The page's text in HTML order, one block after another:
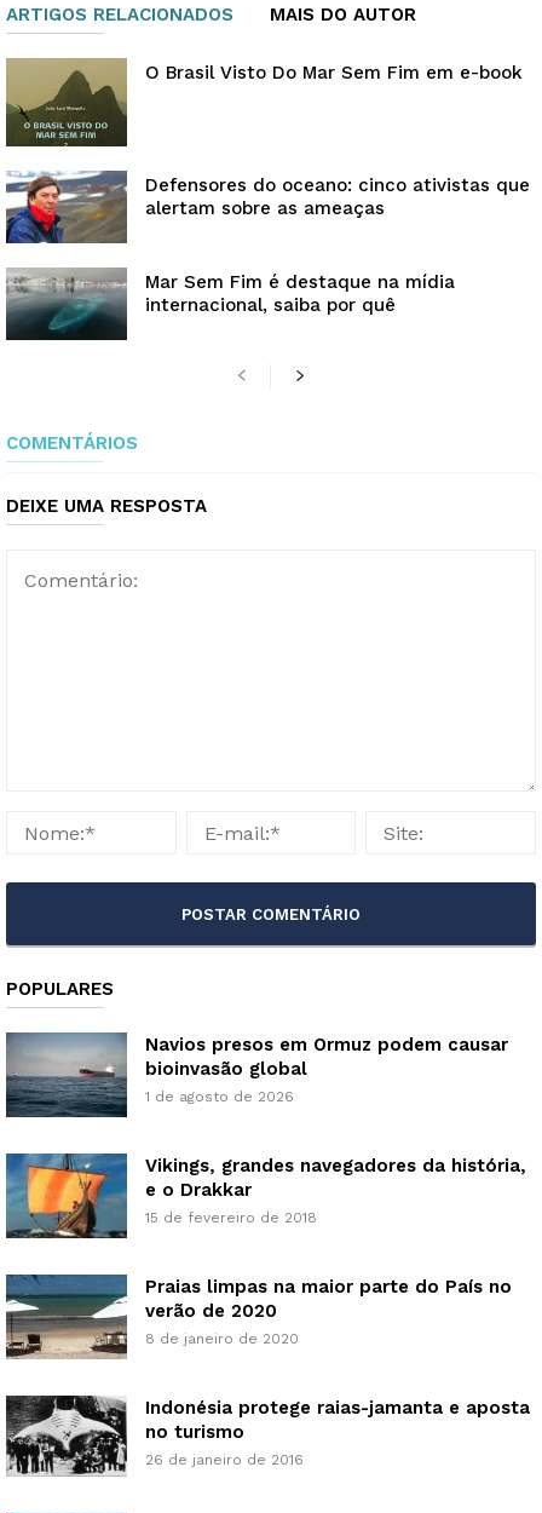
ARTIGOS RELACIONADOS MAIS DO AUTOR
O Brasil Visto Do Mar Sem Fim em e-book
Defensores do oceano: cinco ativistas que
alertam sobre as ameaças
Mar Sem Fim é destaque na mídia
internacional, saiba por quê
COMENTÁRIOS
DEIXE UMA RESPOSTA
POPULARES
Navios presos em Ormuz podem causar
bioinvasão global
1 de agosto de 2026
Vikings, grandes navegadores da história,
e o Drakkar
15 de fevereiro de 2018
Praias limpas na maior parte do País no
verão de 2020
8 de janeiro de 2020
Indonésia protege raias-jamanta e aposta
no turismo
26 de janeiro de 2016